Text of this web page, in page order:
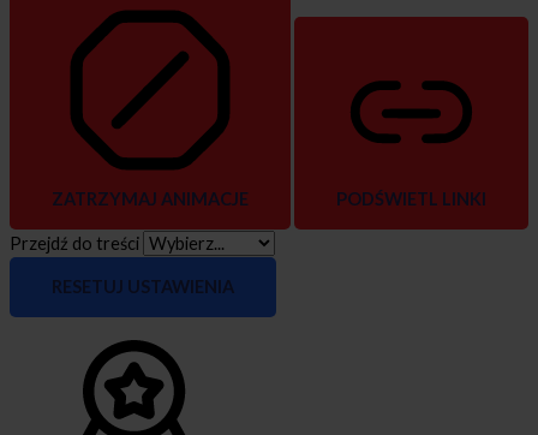
ZATRZYMAJ ANIMACJE PODŚWIETL LINKI
Przejdź do treści
RESETUJ USTAWIENIA